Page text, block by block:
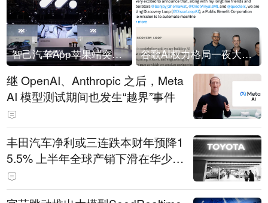
智己汽车App苹果端突然“下架” 谷歌AI权力格局一夜大洗牌
继 OpenAI、Anthropic 之后，Meta
AI 模型测试期间也发生“越界”事件
丰田汽车净利或三连跌本财年预降1
5.5% 上半年全球产销下滑在华少卖
14.3万辆